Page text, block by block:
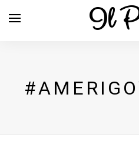
Il